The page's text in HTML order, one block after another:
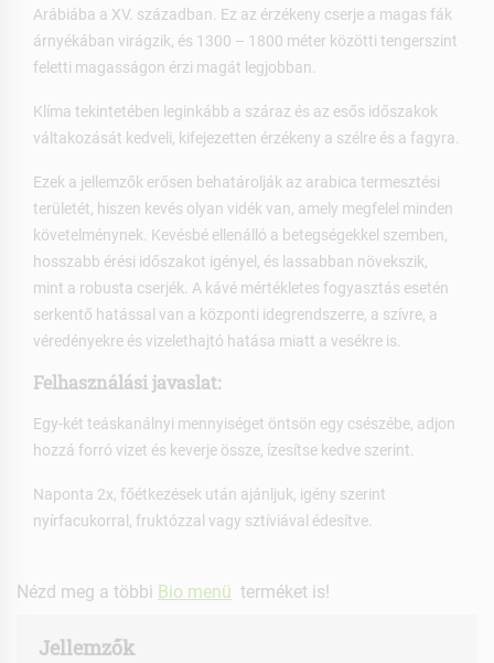
Arábiába a XV. században. Ez az érzékeny cserje a magas fák
árnyékában virágzik, és 1300 – 1800 méter közötti tengerszint
feletti magasságon érzi magát legjobban.
Klíma tekintetében leginkább a száraz és az esős időszakok
váltakozását kedveli, kifejezetten érzékeny a szélre és a fagyra.
Ezek a jellemzők erősen behatárolják az arabica termesztési
területét, hiszen kevés olyan vidék van, amely megfelel minden
követelménynek. Kevésbé ellenálló a betegségekkel szemben,
hosszabb érési időszakot igényel, és lassabban növekszik,
mint a robusta cserjék. A kávé mértékletes fogyasztás esetén
serkentő hatással van a központi idegrendszerre, a szívre, a
véredényekre és vizelethajtó hatása miatt a vesékre is.
Felhasználási javaslat:
Egy-két teáskanálnyi mennyiséget öntsön egy csészébe, adjon
hozzá forró vizet és keverje össze, ízesítse kedve szerint.
Naponta 2x, főétkezések után ajánljuk, igény szerint
nyírfacukorral, fruktózzal vagy sztíviával édesítve.
Nézd meg a többi Bio menü terméket is!
Jellemzők